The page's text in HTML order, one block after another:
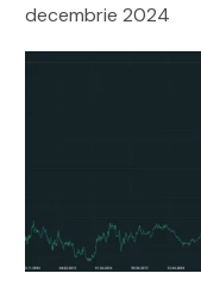
decembrie 2024